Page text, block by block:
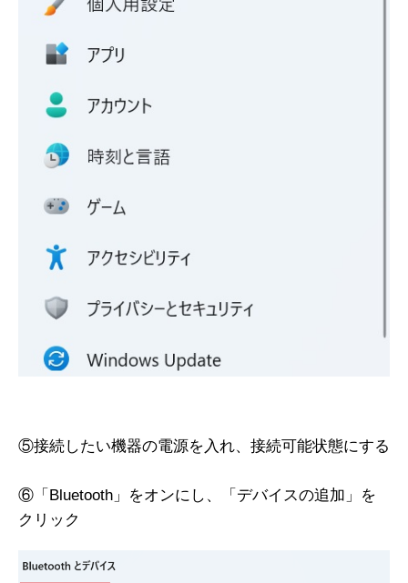
⑤接続したい機器の電源を入れ、接続可能状態にする
⑥「Bluetooth」をオンにし、「デバイスの追加」を
クリック